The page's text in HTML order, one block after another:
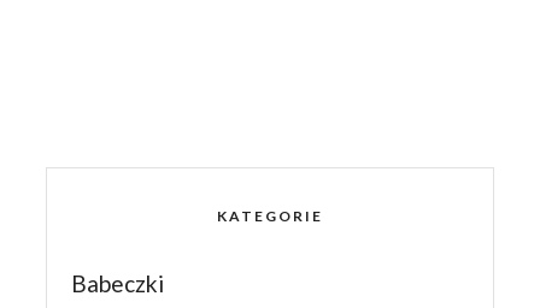
KATEGORIE
Babeczki